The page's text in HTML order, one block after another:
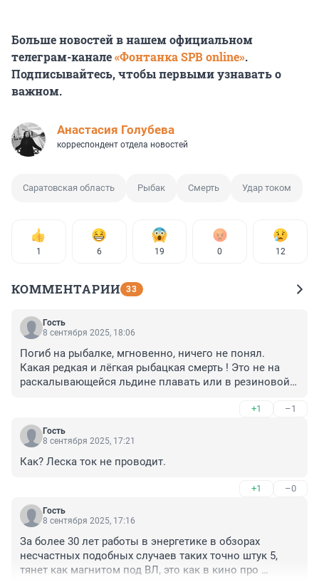
Больше новостей в нашем официальном
телеграм-канале«Фонтанка SPB online».
Подписывайтесь, чтобы первыми узнавать о
важном.
Анастасия Голубева
корреспондент отдела новостей
Саратовская область Рыбак Смерть Удар током
1 6 19 0 12
КОММЕНТАРИИ 33
Гость
8 сентября 2025, 18:06
Погиб на рыбалке, мгновенно, ничего не понял.
Какая редкая и лёгкая рыбацкая смерть ! Это не на
раскалывающейся льдине плавать или в резиновой
+1 –1
Гость
8 сентября 2025, 17:21
Как? Леска ток не проводит.
+1 –0
Гость
8 сентября 2025, 17:16
За более 30 лет работы в энергетике в обзорах
несчастных подобных случаев таких точно штук 5,
тянет как магнитом под ВЛ, это как в кино про